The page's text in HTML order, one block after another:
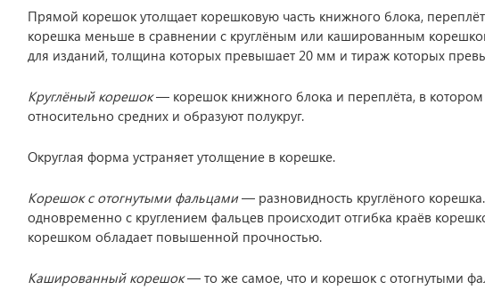
Прямой корешок утолщает корешковую часть книжного блока, переплёт
корешка меньше в сравнении с круглёным или кашированным
для изданий, толщина которых превышает 20 мм и тираж которых
Круглёный корешок— корешок книжного блока и переплёта, в
относительно средних и образуют полукруг.
Округлая форма устраняет утолщение в корешке.
Корешок с отогнутыми фальцами— разновидность круглёного
одновременно с круглением фальцев происходит отгибка краёв
корешком обладает повышенной прочностью.
Кашированный корешок— то же самое, что и корешок с отогнутыми